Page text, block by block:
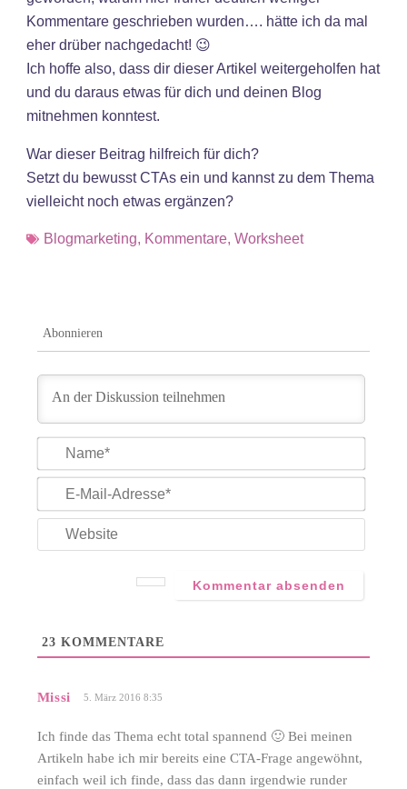
Kommentare geschrieben wurden…. hätte ich da mal
eher drüber nachgedacht! 😉
Ich hoffe also, dass dir dieser Artikel weitergeholfen hat
und du daraus etwas für dich und deinen Blog
mitnehmen konntest.
War dieser Beitrag hilfreich für dich?
Setzt du bewusst CTAs ein und kannst zu dem Thema
vielleicht noch etwas ergänzen?
Blogmarketing, Kommentare, Worksheet
Abonnieren
Name*
23 KOMMENTARE
Missi 5. März 2016 8:35
Ich finde das Thema echt total spannend 🙂 Bei meinen
Artikeln habe ich mir bereits eine CTA-Frage angewöhnt,
einfach weil ich finde, dass das dann irgendwie runder